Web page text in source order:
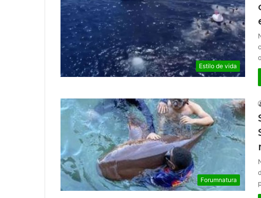
Estilo de vida
Forumnatura